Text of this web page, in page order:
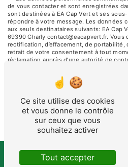
de vous contacter et sont enregistrées
sont destinées à EA Cap Vert et ses
répondre à votre message. Les données
aux seuls destinataires suivants: EA Cap
69390 Charly contact@eacapvert.fr. Vous
rectification, d’effacement, de portabilité,
retrait de votre consentement à tout
réclamation auprès d’une autorité de
de vos données post-mortem. Vous
postale à l'adresse 1334 Route du Bas
électronique à l'adresse
pourra vous être demandé. Nous
période de prise de contact puis
aux fins probatoires et de gestion des
vous inscrire sur la liste d'opposition au
disponible à cette adresse:Bloctel.gouv.fr
plus d’informations sur vos droits.
Ce site utilise des cookies
et vous donne le contrôle
sur ceux que vous
souhaitez activer
Tout accepter